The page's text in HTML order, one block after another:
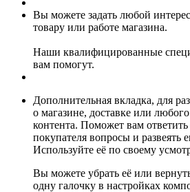
Вы можете задать любой
товару или работе магазина.
Наши квалифицированные
вам помогут.
Дополнительная вкладка, для
о магазине, доставке или
контента. Поможет вам
покупателя вопросы и развеять
Используйте её по своему
Вы можете убрать её или
одну галочку в настройках